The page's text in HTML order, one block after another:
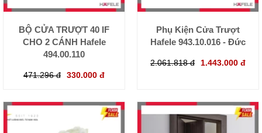
BỘ CỬA TRƯỢT 40 IF
CHO 2 CÁNH Hafele
494.00.110
471.296 đ 330.000 đ
Phụ Kiện Cửa Trượt
Hafele 943.10.016 - Đức
2.061.818 đ 1.443.000 đ